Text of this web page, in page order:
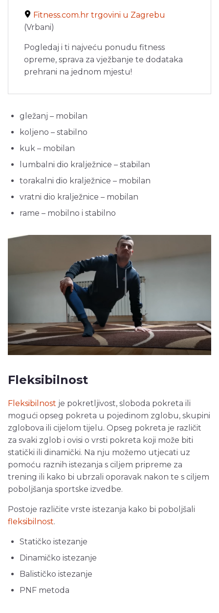
Fitness.com.hr trgovini u Zagrebu
(Vrbani)
Pogledaj i ti najveću ponudu fitness
opreme, sprava za vježbanje te dodataka
prehrani na jednom mjestu!
gležanj – mobilan
koljeno – stabilno
kuk – mobilan
lumbalni dio kralježnice – stabilan
torakalni dio kralježnice – mobilan
vratni dio kralježnice – mobilan
rame – mobilno i stabilno
Fleksibilnost
Fleksibilnost je pokretljivost, sloboda pokreta ili
mogući opseg pokreta u pojedinom zglobu, skupini
zglobova ili cijelom tijelu. Opseg pokreta je različit
za svaki zglob i ovisi o vrsti pokreta koji može biti
statički ili dinamički. Na nju možemo utjecati uz
pomoću raznih istezanja s ciljem pripreme za
trening ili kako bi ubrzali oporavak nakon te s ciljem
poboljšanja sportske izvedbe.
Postoje različite vrste istezanja kako bi poboljšali
fleksibilnost.
Statičko istezanje
Dinamičko istezanje
Balističko istezanje
PNF metoda